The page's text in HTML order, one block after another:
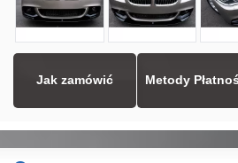
Jak zamówić Metody